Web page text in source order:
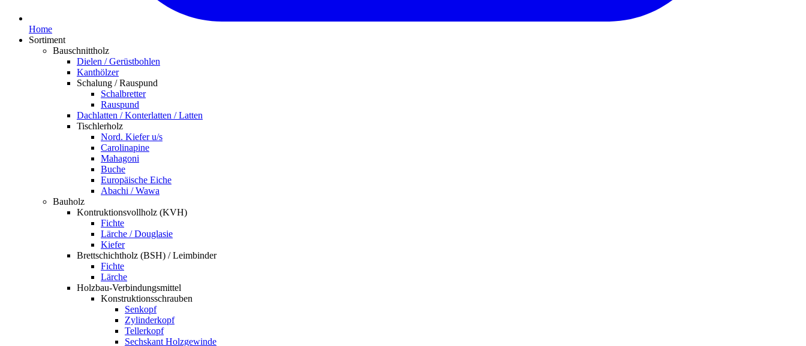
Home
Sortiment
Bauschnittholz
Dielen / Gerüstbohlen
Kanthölzer
Schalung / Rauspund
Schalbretter
Rauspund
Dachlatten / Konterlatten / Latten
Tischlerholz
Nord. Kiefer u/s
Carolinapine
Mahagoni
Buche
Europäische Eiche
Abachi / Wawa
Bauholz
Kontruktionsvollholz (KVH)
Fichte
Lärche / Douglasie
Kiefer
Brettschichtholz (BSH) / Leimbinder
Fichte
Lärche
Holzbau-Verbindungsmittel
Konstruktionsschrauben
Senkopf
Zylinderkopf
Tellerkopf
Sechskant Holzgewinde